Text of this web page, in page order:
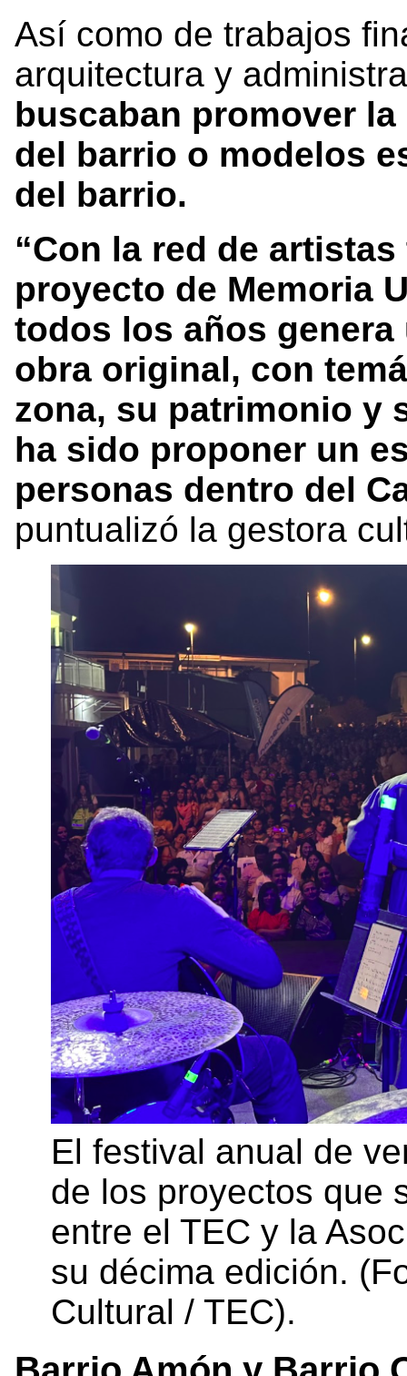
Así como de trabajos
arquitectura y
buscaban promover
del barrio o modelos
del barrio.
“Con la red de
proyecto de Memoria
todos los años
obra original, con
zona, su patrimonio y
ha sido proponer un
personas dentro del
puntualizó la gestora
El festival anual de
de los proyectos que
entre el TEC y la
su décima edición.
Cultural / TEC).